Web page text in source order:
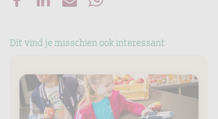
Dit vind je misschien ook interessant